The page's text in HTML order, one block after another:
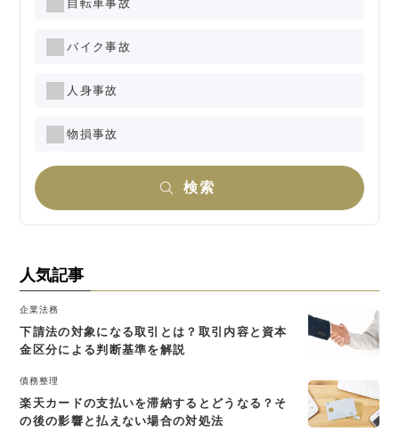
自転車事故
バイク事故
人身事故
物損事故
検索
人気記事
企業法務
下請法の対象になる取引とは？取引内容と資本
金区分による判断基準を解説
債務整理
楽天カードの支払いを滞納するとどうなる？そ
の後の影響と払えない場合の対処法